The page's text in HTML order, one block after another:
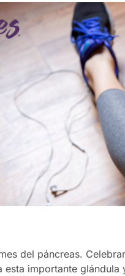
del páncreas.
esta importante